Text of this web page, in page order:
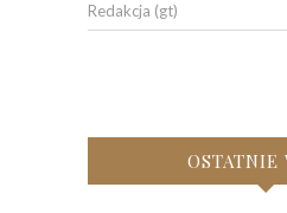
Redakcja (gt)
OSTATNIE